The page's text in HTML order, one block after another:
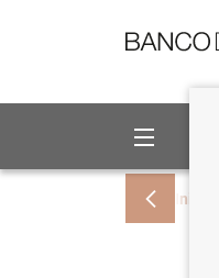
Inicio